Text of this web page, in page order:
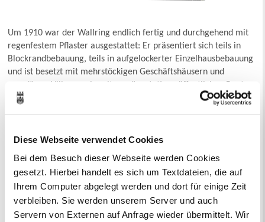
Diese Webseite verwendet Cookies
Bei dem Besuch dieser Webseite werden Cookies
gesetzt. Hierbei handelt es sich um Textdateien, die auf
Ihrem Computer abgelegt werden und dort für einige Zeit
verbleiben. Sie werden unserem Server und auch
Servern von Externen auf Anfrage wieder übermittelt. Wir
Um 1910 war der Wallring endlich fertig und durchgehend mit
regenfestem Pflaster ausgestattet: Er präsentiert sich teils in
Blockrandbebauung, teils in aufgelockerter Einzelhausbebauung
und ist besetzt mit mehrstöckigen Geschäftshäusern und
(Landratsamt, Feuerwache, Sparkasse, Bankhaus, Rathaus). Des
Ahorn ((Herzogswall) sowie Kastanien und Platanen
Großstadtarchitektur, die höchsten urbanen Standards der
Wilhelminischen Epoche Genüge leistete. Um 1910 entstand
eine Fülle von Bildmotiven für Postkartenansichten im
Farbdruck; am schmucklosesten und am wenigsten beachtet
blieb der Grafenwall, doch die schönsten Perspektiven bot der